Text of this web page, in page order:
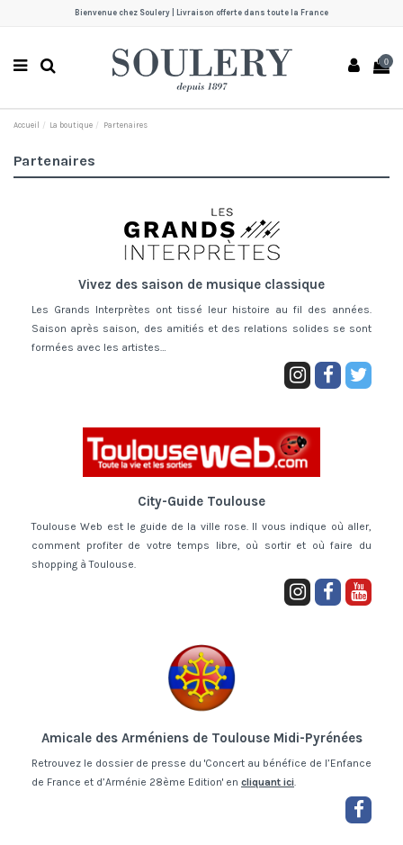
Bienvenue chez Soulery | Livraison offerte dans toute la France
0
Accueil La boutique Partenaires
Partenaires
Vivez des saison de musique classique
Les Grands Interprètes ont tissé leur histoire au fil des années.
Saison après saison, des amitiés et des relations solides se sont
formées avec les artistes…
City-Guide Toulouse
Toulouse Web est le guide de la ville rose. Il vous indique où aller,
comment profiter de votre temps libre, où sortir et où faire du
shopping à Toulouse.
Amicale des Arméniens de Toulouse Midi-Pyrénées
Retrouvez le dossier de presse du 'Concert au bénéfice de l’Enfance
de France et d’Arménie 28ème Edition' en cliquant ici